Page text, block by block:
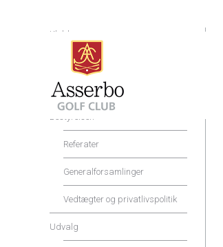
Klubben
Shop og Service
Priser og rabatter
Bestyrelsen
Referater
Generalforsamlinger
Vedtægter og privatlivspolitik
Udvalg